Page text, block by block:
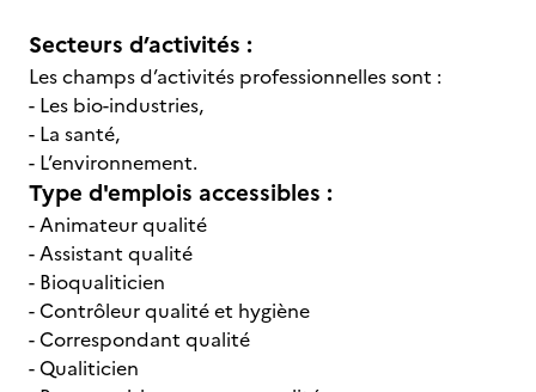
Secteurs d’activités :
Les champs d’activités professionnelles sont :
- Les bio-industries,
- La santé,
- L’environnement.
Type d'emplois accessibles :
- Animateur qualité
- Assistant qualité
- Bioqualiticien
- Contrôleur qualité et hygiène
- Correspondant qualité
- Qualiticien